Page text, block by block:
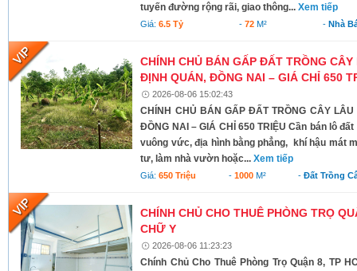
tuyến đường rộng rãi, giao thông...Xem tiếp
Giá:6.5 Tỷ -72 M² - Nhà
CHÍNH CHỦ BÁN GẤP ĐẤT TRỒNG
ĐỊNH QUÁN, ĐỒNG NAI – GIÁ CHỈ 650
2026-08-06 15:02:43
CHÍNH CHỦ BÁN GẤP ĐẤT TRỒNG CÂY LÂU
ĐỒNG NAI – GIÁ CHỈ 650 TRIỆU Cần bán lô
vuông vức, địa hình bằng phẳng, khí hậu mát
tư, làm nhà vườn hoặc...Xem tiếp
Giá:650 Triệu - 1000M² -Đất Trồng
CHÍNH CHỦ CHO THUÊ PHÒNG TRỌ
CHỮ Y
2026-08-06 11:23:23
Chính Chủ Cho Thuê Phòng Trọ Quận 8, TP